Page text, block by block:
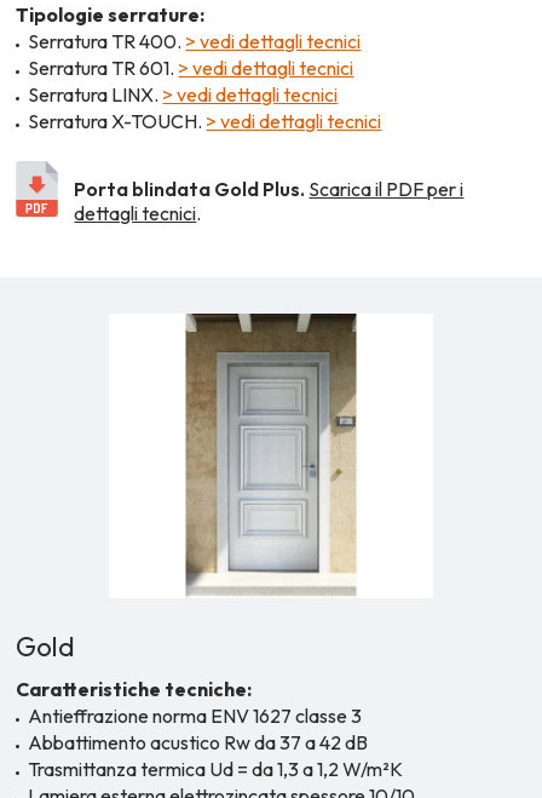
Tipologie serrature:
Serratura TR 400. > vedi dettagli tecnici
Serratura TR 601. > vedi dettagli tecnici
Serratura LINX. > vedi dettagli tecnici
Serratura X-TOUCH. > vedi dettagli tecnici
Porta blindata Gold Plus. Scarica il PDF per i
dettagli tecnici.
Gold
Caratteristiche tecniche:
Antieffrazione norma ENV 1627 classe 3
Abbattimento acustico Rw da 37 a 42 dB
Trasmittanza termica Ud = da 1,3 a 1,2 W/m²K